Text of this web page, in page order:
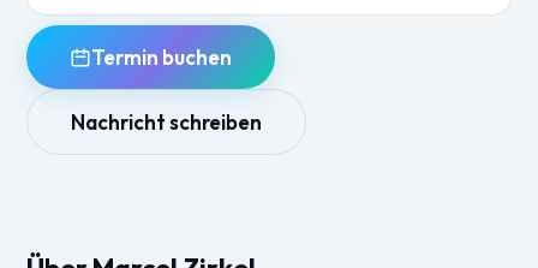
Termin buchen
Nachricht schreiben